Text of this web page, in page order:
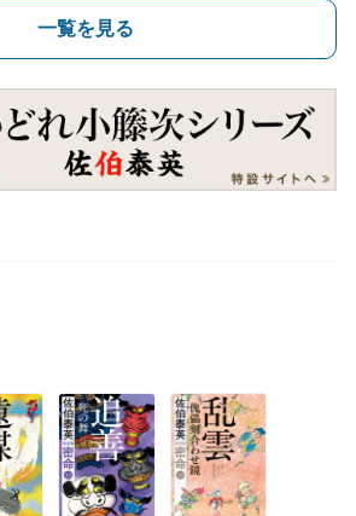
一覧を見る